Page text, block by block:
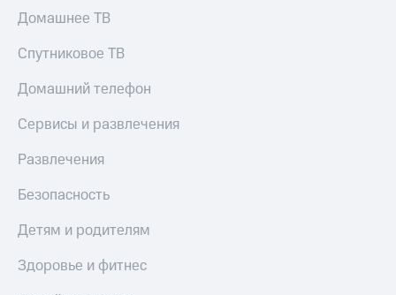
Домашнее ТВ
Спутниковое ТВ
Домашний телефон
Сервисы и развлечения
Развлечения
Безопасность
Детям и родителям
Здоровье и фитнес